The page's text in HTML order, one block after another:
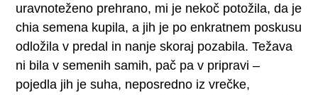
uravnoteženo prehrano, mi je nekoč potožila, da je
chia semena kupila, a jih je po enkratnem poskusu
odložila v predal in nanje skoraj pozabila. Težava
ni bila v semenih samih, pač pa v pripravi –
pojedla jih je suha, neposredno iz vrečke,